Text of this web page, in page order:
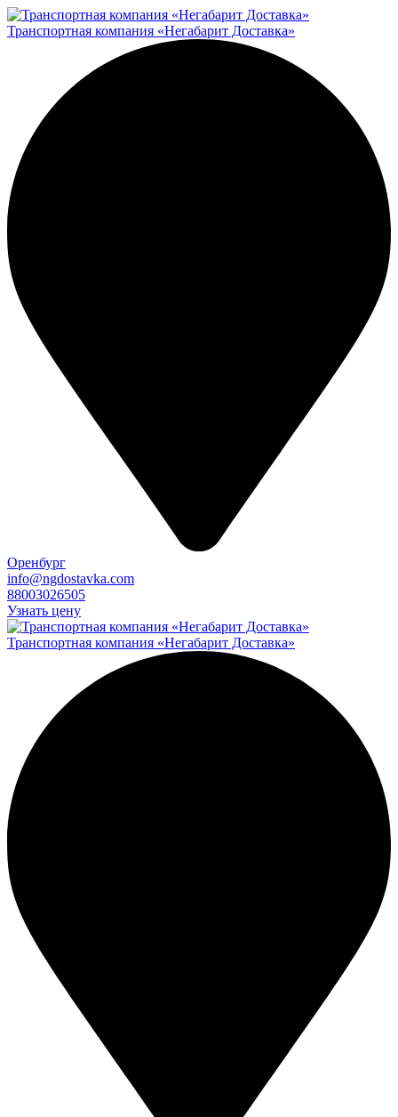
Транспортная компания «Негабарит Доставка»
Оренбург
info@ngdostavka.com
88003026505
Узнать цену
Транспортная компания «Негабарит Доставка»